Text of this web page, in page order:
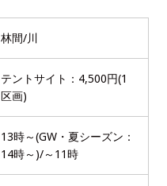
林間/川
テントサイト：4,500円(1
区画)
13時～(GW・夏シーズン：
14時～)/～11時